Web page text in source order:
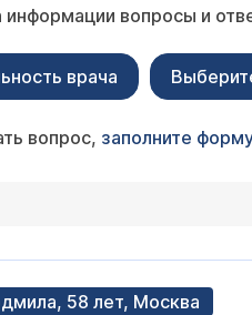
информации вопросы и
врача
вопрос, заполните форму
58 лет, Москва